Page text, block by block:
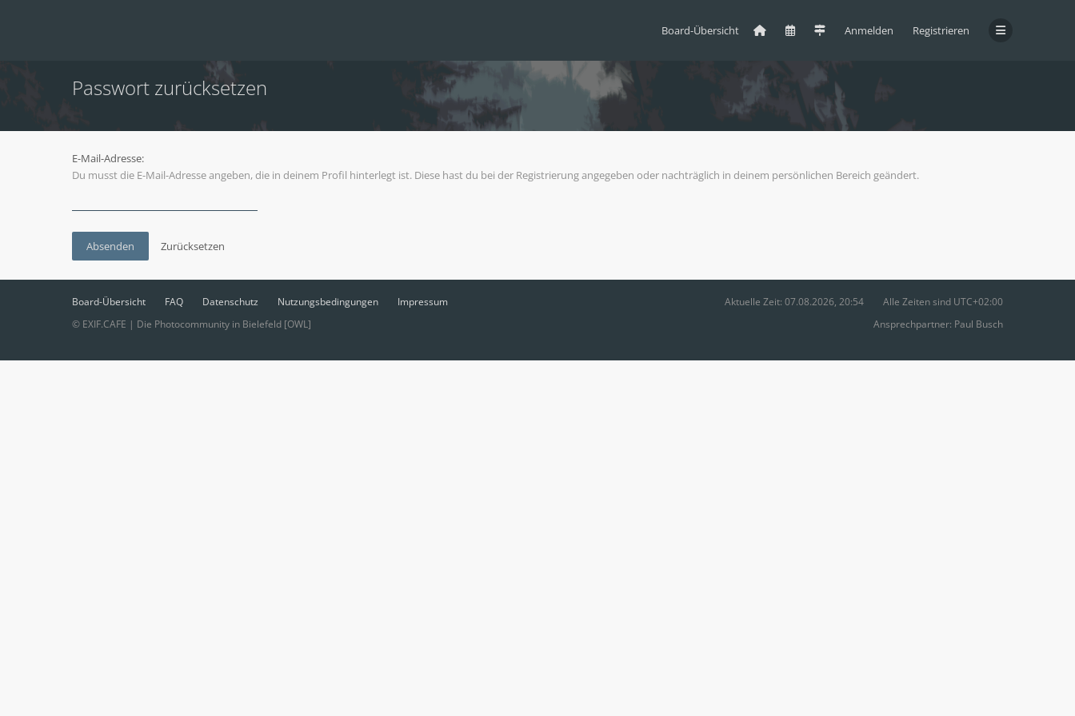
Anmelden Registrieren
Board-Übersicht
Passwort zurücksetzen
E-Mail-Adresse:
Du musst die E-Mail-Adresse angeben, die in deinem Profil hinterlegt ist. Diese hast du bei der Registrierung angegeben oder nachträglich in deinem persönlichen Bereich geändert.
Board-Übersicht FAQ Datenschutz Nutzungsbedingungen Alle Zeiten sind UTC+02:00
Aktuelle Zeit: 07.08.2026, 20:54
Impressum
© EXIF.CAFE | Die Photocommunity in Bielefeld [OWL]
Ansprechpartner: Paul Busch